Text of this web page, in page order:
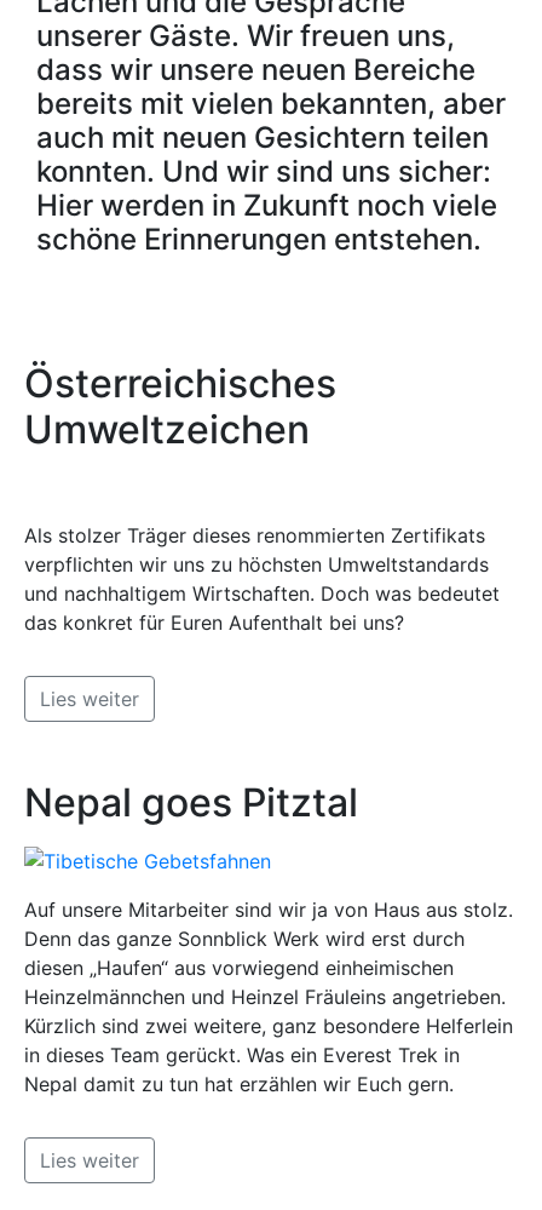
unserer Gäste. Wir freuen uns,
dass wir unsere neuen Bereiche
bereits mit vielen bekannten, aber
auch mit neuen Gesichtern teilen
konnten. Und wir sind uns sicher:
Hier werden in Zukunft noch viele
schöne Erinnerungen entstehen.
Österreichisches
Umweltzeichen
Als stolzer Träger dieses renommierten Zertifikats
verpflichten wir uns zu höchsten Umweltstandards
und nachhaltigem Wirtschaften. Doch was bedeutet
das konkret für Euren Aufenthalt bei uns?
Lies weiter
Nepal goes Pitztal
Auf unsere Mitarbeiter sind wir ja von Haus aus stolz.
Denn das ganze Sonnblick Werk wird erst durch
diesen „Haufen“ aus vorwiegend einheimischen
Heinzelmännchen und Heinzel Fräuleins angetrieben.
Kürzlich sind zwei weitere, ganz besondere Helferlein
in dieses Team gerückt. Was ein Everest Trek in
Nepal damit zu tun hat erzählen wir Euch gern.
Lies weiter